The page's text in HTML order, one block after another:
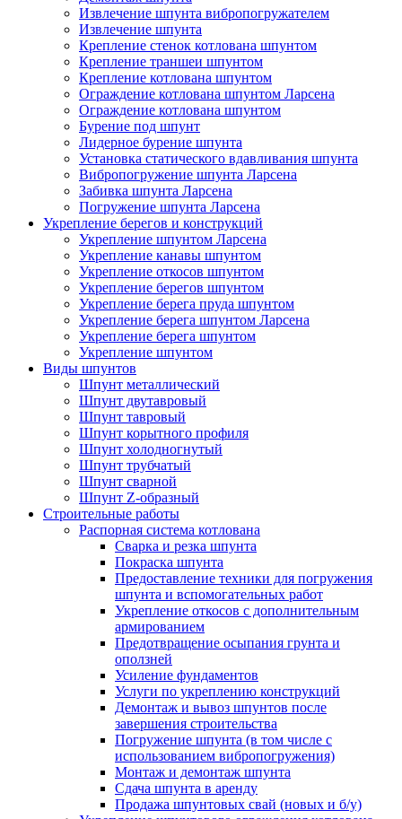
Извлечение шпунта вибропогружателем
Извлечение шпунта
Крепление стенок котлована шпунтом
Крепление траншеи шпунтом
Крепление котлована шпунтом
Ограждение котлована шпунтом Ларсена
Ограждение котлована шпунтом
Бурение под шпунт
Лидерное бурение шпунта
Установка статического вдавливания шпунта
Вибропогружение шпунта Ларсена
Забивка шпунта Ларсена
Погружение шпунта Ларсена
Укрепление берегов и конструкций
Укрепление шпунтом Ларсена
Укрепление канавы шпунтом
Укрепление откосов шпунтом
Укрепление берегов шпунтом
Укрепление берега пруда шпунтом
Укрепление берега шпунтом Ларсена
Укрепление берега шпунтом
Укрепление шпунтом
Виды шпунтов
Шпунт металлический
Шпунт двутавровый
Шпунт тавровый
Шпунт корытного профиля
Шпунт холодногнутый
Шпунт трубчатый
Шпунт сварной
Шпунт Z-образный
Строительные работы
Распорная система котлована
Сварка и резка шпунта
Покраска шпунта
Предоставление техники для погружения
шпунта и вспомогательных работ
Укрепление откосов с дополнительным
армированием
Предотвращение осыпания грунта и
оползней
Усиление фундаментов
Услуги по укреплению конструкций
Демонтаж и вывоз шпунтов после
завершения строительства
Погружение шпунта (в том числе с
использованием вибропогружения)
Монтаж и демонтаж шпунта
Сдача шпунта в аренду
Продажа шпунтовых свай (новых и б/у)